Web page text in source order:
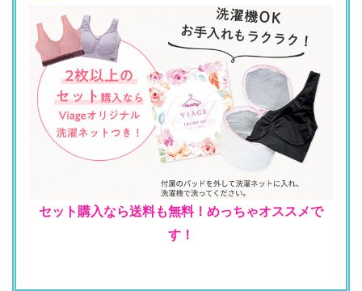
セット購入なら送料も無料！めっちゃオススメで
す！